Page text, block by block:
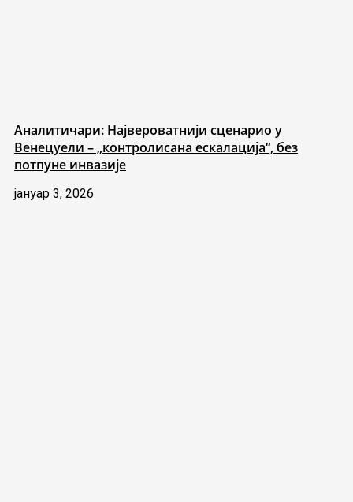
Аналитичари: Највероватнији сценарио у
Венецуели – „контролисана ескалација“, без
потпуне инвазије
јануар 3, 2026